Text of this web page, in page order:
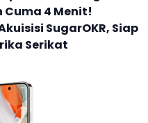
Cuma 4 Menit!
SugarOKR, Siap
Serikat